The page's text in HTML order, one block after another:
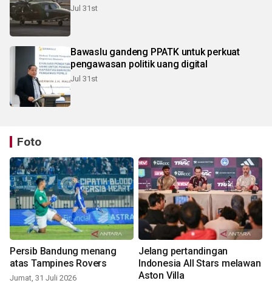
Jul 31st
Bawaslu gandeng PPATK untuk perkuat
pengawasan politik uang digital
Jul 31st
Foto
Persib Bandung menang
atas Tampines Rovers
Jumat, 31 Juli 2026
Jelang pertandingan
Indonesia All Stars melawan
Aston Villa